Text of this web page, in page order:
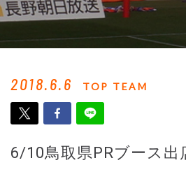
2018.6.6 TOP TEAM
6/10鳥取県PRブース出